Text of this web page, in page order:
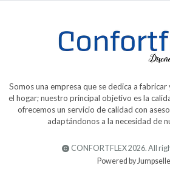
Somos una empresa que se dedica a
el hogar; nuestro principal objetivo es la
ofrecemos un servicio de calidad con
adaptándonos a la necesidad de
CONFORTFLEX 2026. All
Powered by